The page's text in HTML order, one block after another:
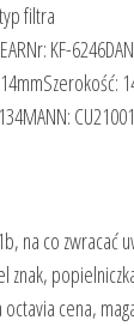
filtra
KF-
na co zwracać
cena,